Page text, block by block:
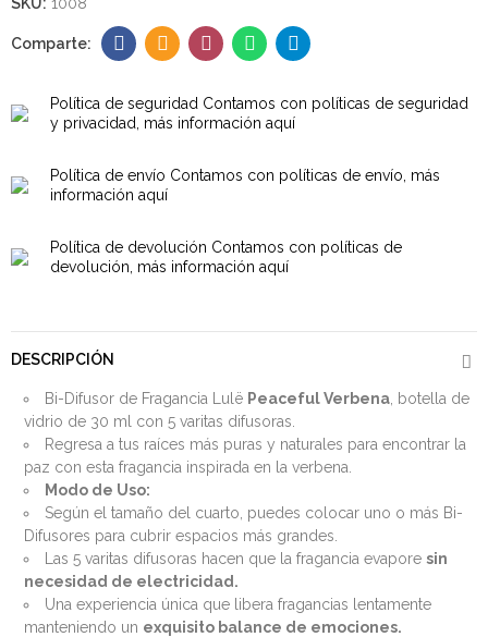
Política de seguridad Contamos con políticas de seguridad
y privacidad, más información aquí
Política de envío Contamos con políticas de envío, más
información aquí
Política de devolución Contamos con políticas de
devolución, más información aquí
DESCRIPCIÓN
Bi-Difusor de Fragancia Lulë Peaceful Verbena , botella de
vidrio de 30 ml con 5 varitas difusoras.
Regresa a tus raíces más puras y naturales para encontrar la
paz con esta fragancia inspirada en la verbena.
Modo de Uso:
Según el tamaño del cuarto, puedes colocar uno o más Bi-
Difusores para cubrir espacios más grandes.
Las 5 varitas difusoras hacen que la fragancia evapore sin
necesidad de electricidad.
Una experiencia única que libera fragancias lentamente
manteniendo un exquisito balance de emociones.